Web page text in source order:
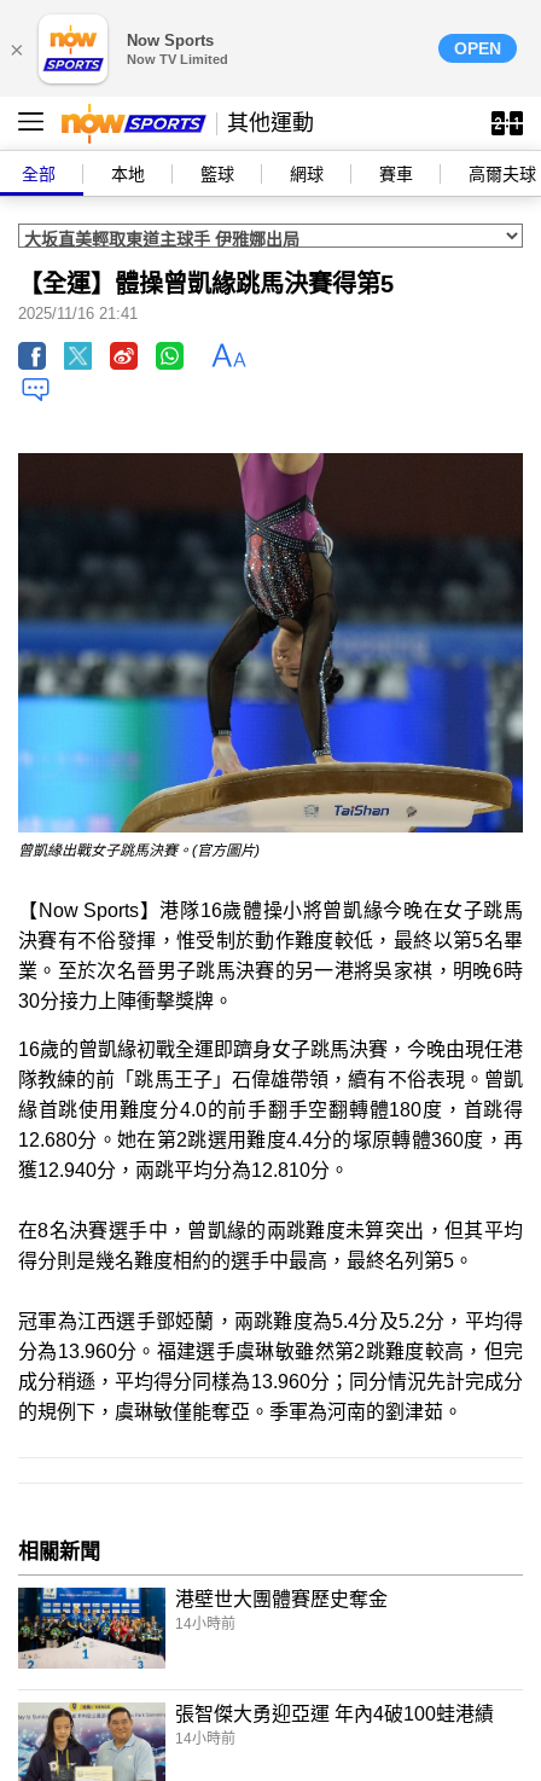
× Now Sports
Now TV Limited
OPEN
其他運動
全部 本地 籃球 網球 賽車 高爾夫球
【全運】體操曾凱緣跳馬決賽得第5
2025/11/16 21:41
曾凱緣出戰女子跳馬決賽。(官方圖片)
【Now Sports】港隊16歲體操小將曾凱緣今晚在女子跳馬
決賽有不俗發揮，惟受制於動作難度較低，最終以第5名畢
業。至於次名晉男子跳馬決賽的另一港將吳家褀，明晚6時
30分接力上陣衝擊獎牌。
16歲的曾凱緣初戰全運即躋身女子跳馬決賽，今晚由現任港
隊教練的前「跳馬王子」石偉雄帶領，續有不俗表現。曾凱
緣首跳使用難度分4.0的前手翻手空翻轉體180度，首跳得
12.680分。她在第2跳選用難度4.4分的塚原轉體360度，再
獲12.940分，兩跳平均分為12.810分。
在8名決賽選手中，曾凱緣的兩跳難度未算突出，但其平均
得分則是幾名難度相約的選手中最高，最終名列第5。
冠軍為江西選手鄧婭蘭，兩跳難度為5.4分及5.2分，平均得
分為13.960分。福建選手虞琳敏雖然第2跳難度較高，但完
成分稍遜，平均得分同樣為13.960分；同分情況先計完成分
的規例下，虞琳敏僅能奪亞。季軍為河南的劉津茹。
相關新聞
港壁世大團體賽歷史奪金
14小時前
張智傑大勇迎亞運 年內4破100蛙港績
14小時前